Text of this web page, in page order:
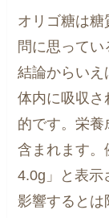
オリゴ糖は
問に思ってい
結論からいえ
体内に吸収さ
的です。栄
含まれます。
4.0g」と表示
影響するとは